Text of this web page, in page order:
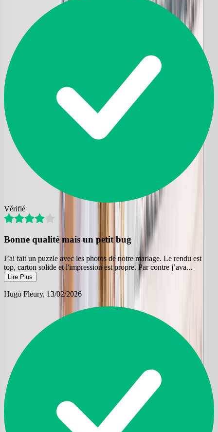
Vérifié
Bonne qualité mais un petit bug
J’ai fait un puzzle avec les photos de notre mariage. Le rendu est
top, carton solide et l'impression est propre. Par contre j’ava...
Lire Plus
Hugo Fleury, 13/02/2026